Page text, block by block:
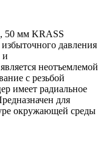
50 мм KRASS
давления
и
неотъемлемой
с резьбой
имеет радиальное
для
окружающей среды